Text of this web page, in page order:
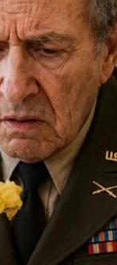
dugo
period tokom